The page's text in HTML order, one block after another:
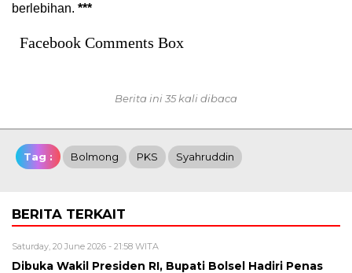
berlebihan. ***
Facebook Comments Box
Berita ini 35 kali dibaca
Tag : Bolmong PKS Syahruddin
BERITA TERKAIT
Saturday, 20 June 2026 - 21:58 WITA
Dibuka Wakil Presiden RI, Bupati Bolsel Hadiri Penas